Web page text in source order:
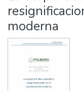
Statistics
moderna